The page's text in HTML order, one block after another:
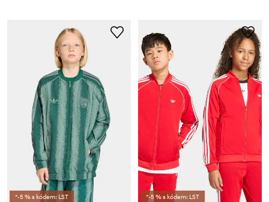
*-5 % s kódem: LST *-5 % s kódem: LST